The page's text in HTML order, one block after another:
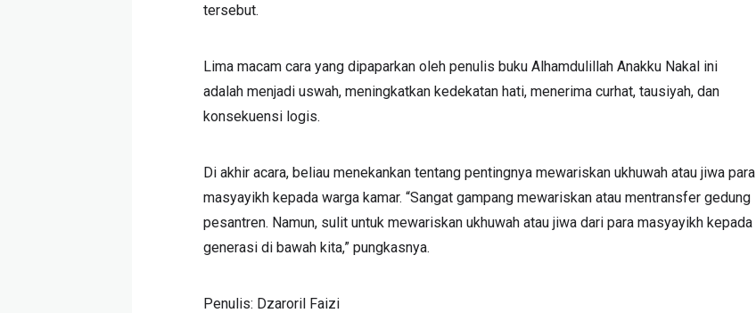
tersebut.
Lima macam cara yang dipaparkan oleh penulis buku Alhamdulillah Anakku Nakal ini
adalah menjadi uswah, meningkatkan kedekatan hati, menerima curhat, tausiyah, dan
konsekuensi logis.
Di akhir acara, beliau menekankan tentang pentingnya mewariskan ukhuwah atau jiwa para
masyayikh kepada warga kamar. “Sangat gampang mewariskan atau mentransfer gedung
pesantren. Namun, sulit untuk mewariskan ukhuwah atau jiwa dari para masyayikh kepada
generasi di bawah kita,” pungkasnya.
Penulis: Dzaroril Faizi